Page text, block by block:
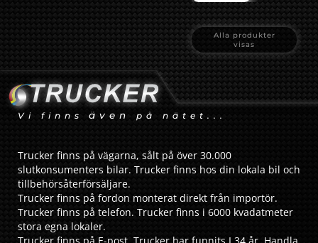
Alla produkter
visas
Vi finns även på nätet...
Trucker finns på vägarna, sålt på över 30.000
slutkonsumenters bilar. Trucker finns hos din lokala bil och
tillbehörsåterförsäljare.
Trucker finns på fordon monterat direkt från importör.
Trucker finns på telefon. Trucker finns i 6000 kvadatmeter
stora egna lokaler.